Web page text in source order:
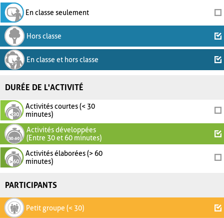
En classe seulement
Hors classe
En classe et hors classe
DURÉE DE L'ACTIVITÉ
Activités courtes (< 30
minutes)
Activités développées
(Entre 30 et 60 minutes)
Activités élaborées (> 60
minutes)
PARTICIPANTS
Petit groupe (< 30)